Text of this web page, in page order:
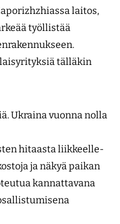
laitos,
työllistää
tälläkin
Ukraina vuonna nolla
hitaasta liikkeelle­
ja näkyä paikan
kannattavana